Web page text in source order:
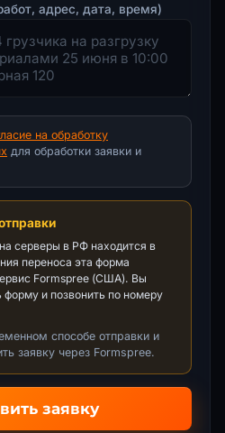
адрес, дата, время)
на обработку
для обработки заявки и
серверы в РФ находится в
переноса эта форма
Formspree (США). Вы
и позвонить по номеру
способе отправки и
заявку через Formspree.
заявку